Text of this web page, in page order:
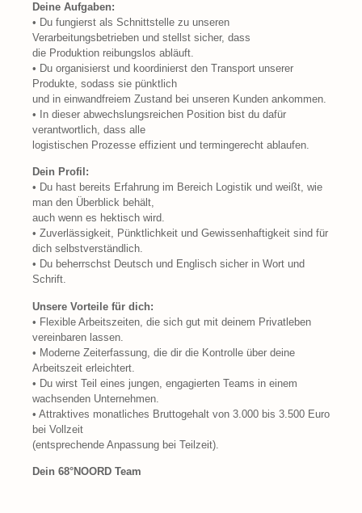
Deine Aufgaben:
• Du fungierst als Schnittstelle zu unseren
Verarbeitungsbetrieben und stellst sicher, dass
die Produktion reibungslos abläuft.
• Du organisierst und koordinierst den Transport unserer
Produkte, sodass sie pünktlich
und in einwandfreiem Zustand bei unseren Kunden ankommen.
• In dieser abwechslungsreichen Position bist du dafür
verantwortlich, dass alle
logistischen Prozesse effizient und termingerecht ablaufen.
Dein Profil:
• Du hast bereits Erfahrung im Bereich Logistik und weißt, wie
man den Überblick behält,
auch wenn es hektisch wird.
• Zuverlässigkeit, Pünktlichkeit und Gewissenhaftigkeit sind für
dich selbstverständlich.
• Du beherrschst Deutsch und Englisch sicher in Wort und
Schrift.
Unsere Vorteile für dich:
• Flexible Arbeitszeiten, die sich gut mit deinem Privatleben
vereinbaren lassen.
• Moderne Zeiterfassung, die dir die Kontrolle über deine
Arbeitszeit erleichtert.
• Du wirst Teil eines jungen, engagierten Teams in einem
wachsenden Unternehmen.
• Attraktives monatliches Bruttogehalt von 3.000 bis 3.500 Euro
bei Vollzeit
(entsprechende Anpassung bei Teilzeit).
Dein 68°NOORD Team